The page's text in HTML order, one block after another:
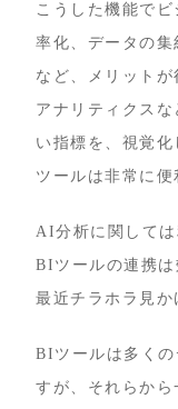
こうした機能で
率化、データの
など、メリットが
アナリティクス
い指標を、視覚
ツールは非常に便
AI分析に関して
BIツールの連携
最近チラホラ見か
BIツールは多くの
すが、それらか